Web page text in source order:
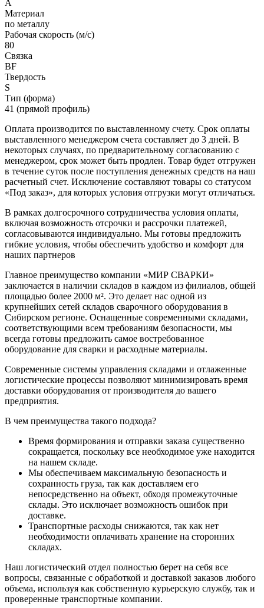
A
Материал
по металлу
Рабочая скорость (м/с)
80
Связка
BF
Твердость
S
Тип (форма)
41 (прямой профиль)
Оплата производится по выставленному счету. Срок оплаты
выставленного менеджером счета составляет до 3 дней. В
некоторых случаях, по предварительному согласованию с
менеджером, срок может быть продлен. Товар будет отгружен
в течение суток после поступления денежных средств на наш
расчетный счет. Исключение составляют товары со статусом
«Под заказ», для которых условия отгрузки могут отличаться.
В рамках долгосрочного сотрудничества условия оплаты,
включая возможность отсрочки и рассрочки платежей,
согласовываются индивидуально. Мы готовы предложить
гибкие условия, чтобы обеспечить удобство и комфорт для
наших партнеров
Главное преимущество компании «МИР СВАРКИ»
заключается в наличии складов в каждом из филиалов, общей
площадью более 2000 м². Это делает нас одной из
крупнейших сетей складов сварочного оборудования в
Сибирском регионе. Оснащенные современными складами,
соответствующими всем требованиям безопасности, мы
всегда готовы предложить самое востребованное
оборудование для сварки и расходные материалы.
Современные системы управления складами и отлаженные
логистические процессы позволяют минимизировать время
доставки оборудования от производителя до вашего
предприятия.
В чем преимущества такого подхода?
Время формирования и отправки заказа существенно
сокращается, поскольку все необходимое уже находится
на нашем складе.
Мы обеспечиваем максимальную безопасность и
сохранность груза, так как доставляем его
непосредственно на объект, обходя промежуточные
склады. Это исключает возможность ошибок при
доставке.
Транспортные расходы снижаются, так как нет
необходимости оплачивать хранение на сторонних
складах.
Наш логистический отдел полностью берет на себя все
вопросы, связанные с обработкой и доставкой заказов любого
объема, используя как собственную курьерскую службу, так и
проверенные транспортные компании.